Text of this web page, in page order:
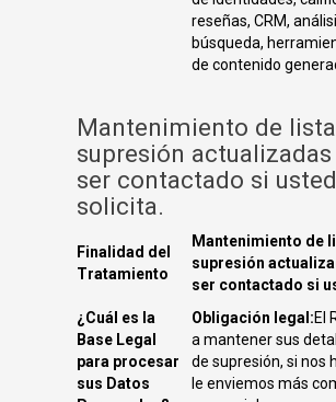
reseñas, CRM,
búsqueda,
de contenido
Mantenimiento de
supresión
ser contactado si
solicita.
Finalidad del
Tratamiento
Mantenimiento de
supresión
ser contactado si
¿Cuál es la
Base Legal
para procesar
sus Datos
Obligación legal:El
a mantener sus
de supresión, si nos
le enviemos más